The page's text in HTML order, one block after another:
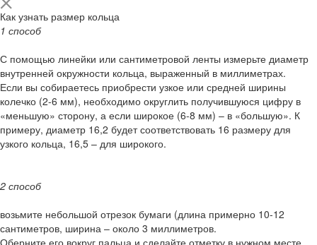
Как узнать размер кольца
1 способ
С помощью линейки или сантиметровой ленты измерьте диаметр
внутренней окружности кольца, выраженный в миллиметрах.
Если вы собираетесь приобрести узкое или средней ширины
колечко (2-6 мм), необходимо округлить получившуюся цифру в
«меньшую» сторону, а если широкое (6-8 мм) – в «большую». К
примеру, диаметр 16,2 будет соответствовать 16 размеру для
узкого кольца, 16,5 – для широкого.
2 способ
возьмите небольшой отрезок бумаги (длина примерно 10-12
сантиметров, ширина – около 3 миллиметров.